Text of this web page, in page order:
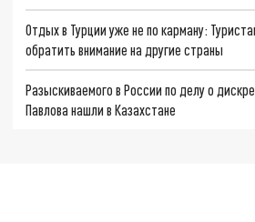
Отдых в Турции уже не по карману:
обратить внимание на другие страны
Разыскиваемого в России по делу о
Павлова нашли в Казахстане